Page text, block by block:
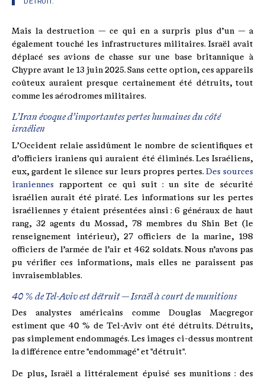
DÉTRUIT.
Mais la destruction — ce qui en a surpris plus d’un — a
également touché les infrastructures militaires. Israël avait
déplacé ses avions de chasse sur une base britannique à
Chypre avant le 13 juin 2025. Sans cette option, ces appareils
coûteux auraient presque certainement été détruits, tout
comme les aérodromes militaires.
L’Iran évoque d’importantes pertes humaines du côté
israélien
L’Occident relaie assidûment le nombre de scientifiques et
d’officiers iraniens qui auraient été éliminés. Les Israéliens,
eux, gardent le silence sur leurs propres pertes. Des sources
iraniennes rapportent ce qui suit : un site de sécurité
israélien aurait été piraté. Les informations sur les pertes
israéliennes y étaient présentées ainsi : 6 généraux de haut
rang, 32 agents du Mossad, 78 membres du Shin Bet (le
renseignement intérieur), 27 officiers de la marine, 198
officiers de l’armée de l’air et 462 soldats. Nous n’avons pas
pu vérifier ces informations, mais elles ne paraissent pas
invraisemblables.
40 % de Tel-Aviv est détruit — Israël à court de munitions
Des analystes américains comme Douglas Macgregor
estiment que 40 % de Tel-Aviv ont été détruits. Détruits,
pas simplement endommagés. Les images ci-dessus montrent
la différence entre "endommagé" et "détruit".
De plus, Israël a littéralement épuisé ses munitions : des